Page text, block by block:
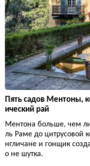
Пять садов Ментоны,
ический рай
Ментона больше, чем
ль Раме до цитрусовой
нгличане и гонщик
о не шутка.